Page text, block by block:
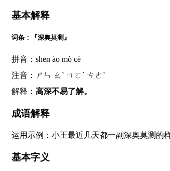
基本解释
词条：『深奥莫测』
拼音：shēn ào mò cè
注音：ㄕㄣ ㄠˋ ㄇㄛˋ ㄘㄜˋ
解释： 高深不易了解。
成语解释
运用示例：小王最近几天都一副深奥莫测的
基本字义